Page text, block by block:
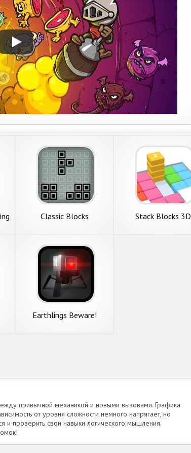
Classic Blocks Stack Blocks 3D
Earthlings Beware!
привычной механикой и новыми вызовами. Графика
от уровня сложности немного напрягает, но
и проверить свои навыки логического мышления.